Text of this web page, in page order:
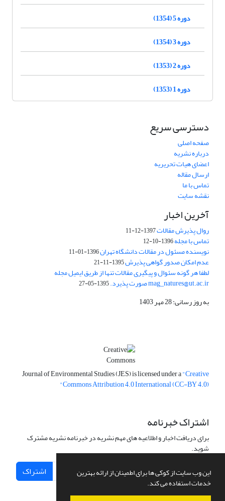
این وب سایت از کوکی ها برای اطمینان از ارائه بهترین
خدمات استفاده می کند.
دوره 5 (1354)
دوره 3 (1354)
دوره 2 (1353)
دوره 1 (1353)
دسترسی سریع
صفحه اصلی
درباره نشریه
اعضای هیات تحریریه
ارسال مقاله
تماس با ما
نقشه سایت
آخرین اخبار
روال پذیرش مقالات1397-12-11
تماس با مجله1396-10-12
نویسنده مسئول در مقالات دانشگاه تهران1396-01-11
عدم امکان صدور گواهی پذیرش1395-11-21
لطفا هر گونه سئوال و پیگیری مقالات تنها از طریق ایمیل مجله
mag_natures@ut.ac.ir صورت پذیرد. 1395-05-27
به روز رسانی: 28 مهر 1403
Journal of Environmental Studies (JES) is licensed under a"Creative
Commons Attribution 4.0 International (CC-BY 4.0)"
اشتراک خبرنامه
برای دریافت اخبار و اطلاعیه های مهم نشریه در خبرنامه نشریه مشترک
شوید.
اشتراک